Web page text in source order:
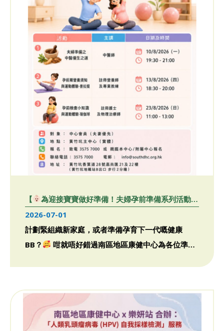
【
為迎接寶寶做好準備！夫婦孕前準備系列活動
】
2026-07-01
計劃緊組織新家庭，或者準備孕育下一代嘅健康
BB？
咁就唔好錯過南區地區康健中心為各位準爸